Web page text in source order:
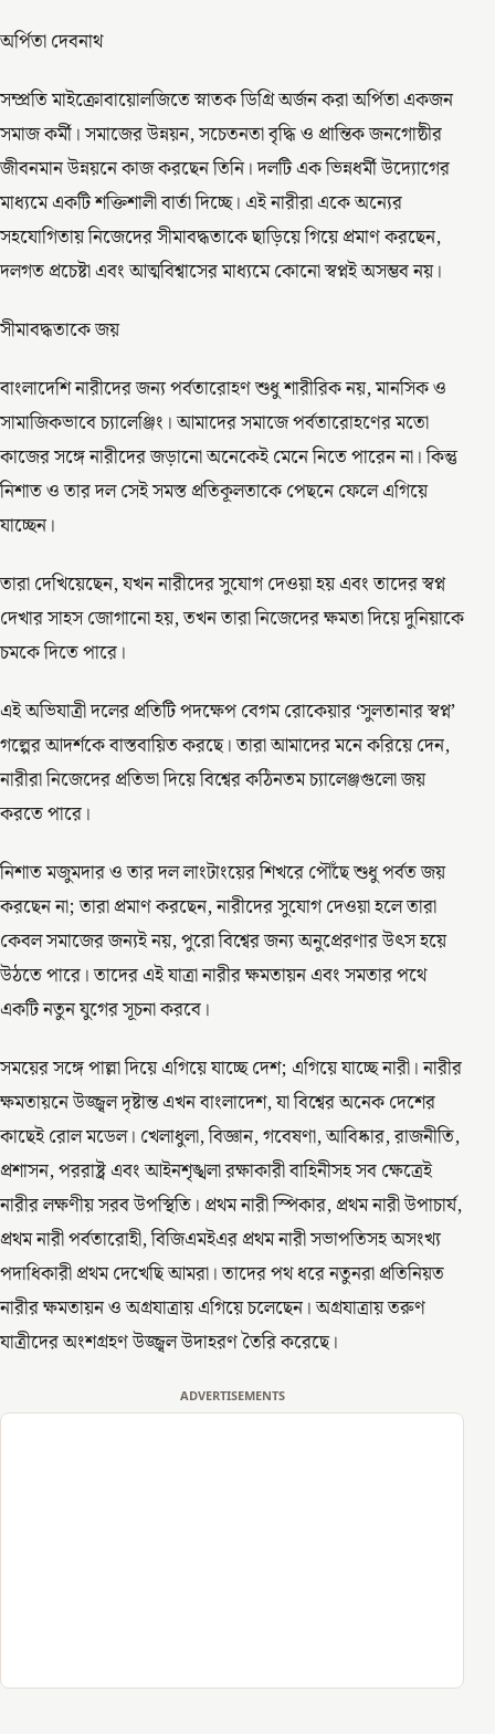
অর্পিতা দেবনাথ
সম্প্রতি মাইক্রোবায়োলজিতে স্নাতক ডিগ্রি অর্জন করা অর্পিতা একজন
সমাজ কর্মী। সমাজের উন্নয়ন, সচেতনতা বৃদ্ধি ও প্রান্তিক জনগোষ্ঠীর
জীবনমান উন্নয়নে কাজ করছেন তিনি। দলটি এক ভিন্নধর্মী উদ্যোগের
মাধ্যমে একটি শক্তিশালী বার্তা দিচ্ছে। এই নারীরা একে অন্যের
সহযোগিতায় নিজেদের সীমাবদ্ধতাকে ছাড়িয়ে গিয়ে প্রমাণ করছেন,
দলগত প্রচেষ্টা এবং আত্মবিশ্বাসের মাধ্যমে কোনো স্বপ্নই অসম্ভব নয়।
সীমাবদ্ধতাকে জয়
বাংলাদেশি নারীদের জন্য পর্বতারোহণ শুধু শারীরিক নয়, মানসিক ও
সামাজিকভাবে চ্যালেঞ্জিং। আমাদের সমাজে পর্বতারোহণের মতো
কাজের সঙ্গে নারীদের জড়ানো অনেকেই মেনে নিতে পারেন না। কিন্তু
নিশাত ও তার দল সেই সমস্ত প্রতিকূলতাকে পেছনে ফেলে এগিয়ে
যাচ্ছেন।
তারা দেখিয়েছেন, যখন নারীদের সুযোগ দেওয়া হয় এবং তাদের স্বপ্ন
দেখার সাহস জোগানো হয়, তখন তারা নিজেদের ক্ষমতা দিয়ে দুনিয়াকে
চমকে দিতে পারে।
এই অভিযাত্রী দলের প্রতিটি পদক্ষেপ বেগম রোকেয়ার ‘সুলতানার স্বপ্ন’
গল্পের আদর্শকে বাস্তবায়িত করছে। তারা আমাদের মনে করিয়ে দেন,
নারীরা নিজেদের প্রতিভা দিয়ে বিশ্বের কঠিনতম চ্যালেঞ্জগুলো জয়
করতে পারে।
নিশাত মজুমদার ও তার দল লাংটাংয়ের শিখরে পৌঁছে শুধু পর্বত জয়
করছেন না; তারা প্রমাণ করছেন, নারীদের সুযোগ দেওয়া হলে তারা
কেবল সমাজের জন্যই নয়, পুরো বিশ্বের জন্য অনুপ্রেরণার উৎস হয়ে
উঠতে পারে। তাদের এই যাত্রা নারীর ক্ষমতায়ন এবং সমতার পথে
একটি নতুন যুগের সূচনা করবে।
সময়ের সঙ্গে পাল্লা দিয়ে এগিয়ে যাচ্ছে দেশ; এগিয়ে যাচ্ছে নারী। নারীর
ক্ষমতায়নে উজ্জ্বল দৃষ্টান্ত এখন বাংলাদেশ, যা বিশ্বের অনেক দেশের
কাছেই রোল মডেল। খেলাধুলা, বিজ্ঞান, গবেষণা, আবিষ্কার, রাজনীতি,
প্রশাসন, পররাষ্ট্র এবং আইনশৃঙ্খলা রক্ষাকারী বাহিনীসহ সব ক্ষেত্রেই
নারীর লক্ষণীয় সরব উপস্থিতি। প্রথম নারী স্পিকার, প্রথম নারী উপাচার্য,
প্রথম নারী পর্বতারোহী, বিজিএমইএর প্রথম নারী সভাপতিসহ অসংখ্য
পদাধিকারী প্রথম দেখেছি আমরা। তাদের পথ ধরে নতুনরা প্রতিনিয়ত
নারীর ক্ষমতায়ন ও অগ্রযাত্রায় এগিয়ে চলেছেন। অগ্রযাত্রায় তরুণ
যাত্রীদের অংশগ্রহণ উজ্জ্বল উদাহরণ তৈরি করেছে।
ADVERTISEMENTS